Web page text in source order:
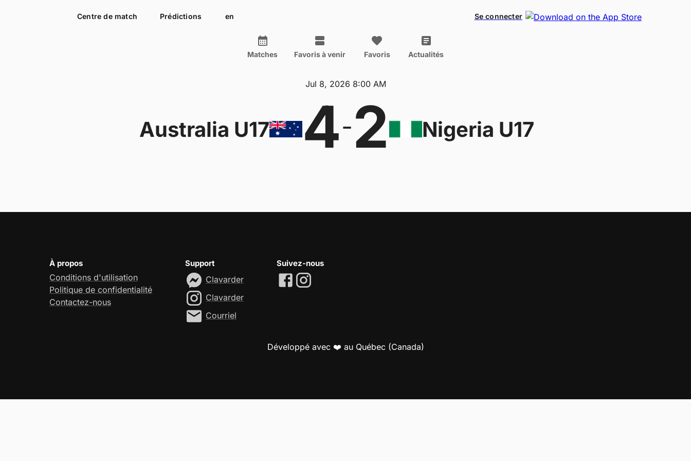
Centre de match Prédictions en Se connecter
Matches Favoris à venir Favoris Actualités
Jul 8, 2026 8:00 AM
Australia U17 4-2 Nigeria U17
À propos
Conditions d'utilisation
Politique de confidentialité
Contactez-nous
Support
Clavarder
Clavarder
Courriel
Suivez-nous
Développé avec ❤️ au Québec (Canada)